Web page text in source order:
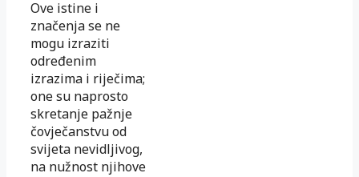
Ove istine i
značenja se ne
mogu izraziti
određenim
izrazima i riječima;
one su naprosto
skretanje pažnje
čovječanstvu od
svijeta nevidljivog,
na nužnost njihove